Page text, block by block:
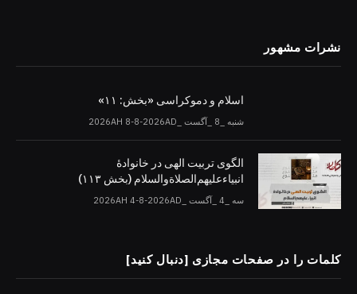
نشرات مشهور
اسلام و دموکراسی «بخش: ۱۱»
شنبه _8 _آگست _2026AH 8-8-2026AD
الگوی تربیت الهی در خانوادۀ
انبیاءعلیهم‌الصلاةو‌السلام (بخش ۱۱۳)
سه _4 _آگست _2026AH 4-8-2026AD
کلمات را در صفحات مجازی [دنبال کنید]